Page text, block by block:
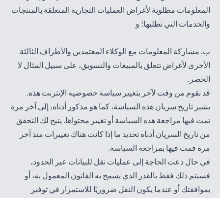
المعلومات مطلوبة لأغراض العمليات التجارية المتعلقة بالمنتجات
والخدمات التي تطلبها؛ و
ب. مشاركة المعلومات مع الوكلاء المعتمدين والأطراف الثالثة
الأخرى لأغراض تتعلق بالمبيعات والتسويق، على سبيل المثال لا
الحصر.
قد نقوم من وقت لآخر بتغيير سياسة خصوصية الإنترنت هذه.
يشير تاريخ سريان هذه السياسة، كما هو مذكور أدناه، إلى آخر مرة
تمت فيها مراجعة هذه السياسة أو تغيير محتواها. يتيح لك التحقق
من تاريخ السريان أدناه تحديد ما إذا كانت هناك تغييرات منذ آخر
مرة قمت فيها بمراجعة السياسة.
في حال دعت الحاجة إلى عمليات نقل للبيانات عبر الحدود،
فسيتم ذلك فقط بالقدر الذي يسمح به القانون المعمول به، أو
بموافقتك أو عندما يكون النقل ضروريًا للاستمرار في توفير